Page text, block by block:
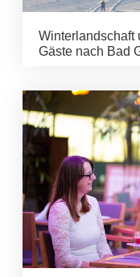
Winterlandschaft
Gäste nach Bad